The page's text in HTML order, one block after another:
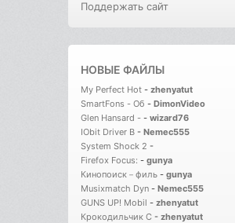
Поддержать сайт
НОВЫЕ ФАЙЛЫ
My Perfect Hot - zhenyatut
SmartFons - Об - DimonVideo
Glen Hansard - - wizard76
IObit Driver B - Nemec555
System Shock 2 -
Firefox Focus: - gunya
Кинопоиск－филь - gunya
Musixmatch Dyn - Nemec555
GUNS UP! Mobil - zhenyatut
Крокодильчик С - zhenyatut